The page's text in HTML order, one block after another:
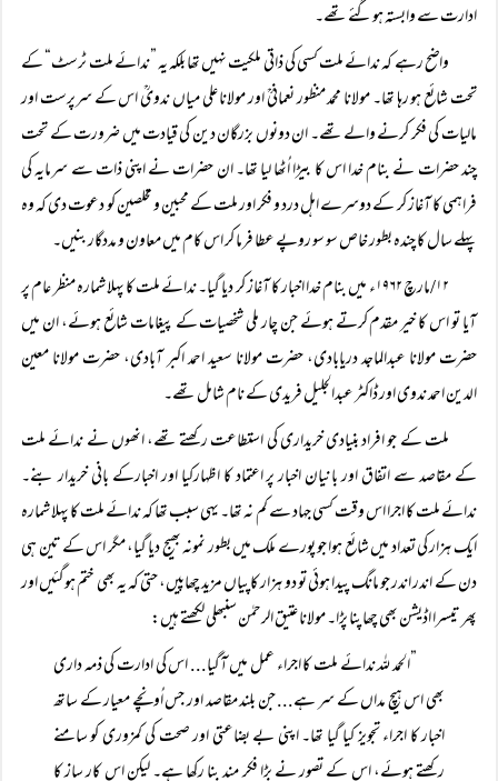
ادارت سے وابستہ ہوگئے تھے۔
واضح رہے کہ ندائے ملت کسی کی ذاتی ملکیت نہیں تھا بلکہ یہ ”ندائے ملت ٹرسٹ“ کے
تحت شائع ہو رہا تھا۔ مولانا محمد منظور نعمانیؒ اور مولانا علی میاں ندویؒ اس کے سرپرست اور
مالیات کی فکر کرنے والے تھے۔ ان دونوں بزرگان دین کی قیادت میں ضرورت کے تحت
چند حضرات نے بنام خدا اس کا بیڑا اُٹھا لیا تھا۔ ان حضرات نے اپنی ذات سے سرمایہ کی
فراہمی کا آغاز کر کے دوسرے اہل درد و فکر اور ملت کے محبین و مخلصین کو دعوت دی کہ وہ
پہلے سال کا چندہ بطور خاص سو سو روپے عطا فرما کر اس کام میں معاون و مددگار بنیں۔
۱۲/مارچ ۱۹۶۲ء میں بنام خدا اخبار کا آغاز کر دیا گیا۔ ندائے ملت کا پہلا شمارہ منظر عام پر
آیا تو اس کا خیر مقدم کرتے ہوئے جن چار ملی شخصیات کے پیغامات شائع ہوئے، ان میں
حضرت مولانا عبدالماجد دریابادی، حضرت مولانا سعید احمد اکبر آبادی، حضرت مولانا معین
الدین احمد ندوی اور ڈاکٹر عبدالجلیل فریدی کے نام شامل تھے۔
ملت کے جو افراد بنیادی خریداری کی استطاعت رکھتے تھے، انھوں نے ندائے ملت
کے مقاصد سے اتفاق اور بانیان اخبار پر اعتماد کا اظہارکیا اور اخبارکے بانی خریدار بنے۔
ندائے ملت کا اجرا اس وقت کسی جہاد سے کم نہ تھا۔ یہی سبب تھا کہ ندائے ملت کا پہلا شمارہ
ایک ہزار کی تعداد میں شائع ہوا جو پورے ملک میں بطور نمونہ بھیج دیا گیا، مگر اس کے تین ہی
دن کے اندر اندر جو مانگ پیدا ہوئی تو دو ہزار کاپیاں مزید چھاپیں، حتی کہ یہ بھی ختم ہوگئیں اور
پھر تیسرا اڈیشن بھی چھاپنا پڑا۔ مولانا عتیق الرحمٰن سنبھلی لکھتے ہیں:
”الحمد للہ ندائے ملت کا اجراء عمل میں آگیا... اس کی ادارت کی ذمہ داری
بھی اس ہیچ مداں کے سر ہے... جن بلند مقاصد اور جس اُونچے معیار کے ساتھ
اخبار کا اجراء تجویز کیا گیا تھا۔ اپنی بے بضاعتی اور صحت کی کمزوری کو سامنے
رکھتے ہوئے، اس کے تصور نے بڑا فکر مند بنا رکھا ہے۔ لیکن اس کار ساز کا